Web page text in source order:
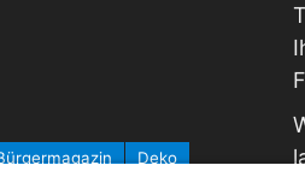
Deko